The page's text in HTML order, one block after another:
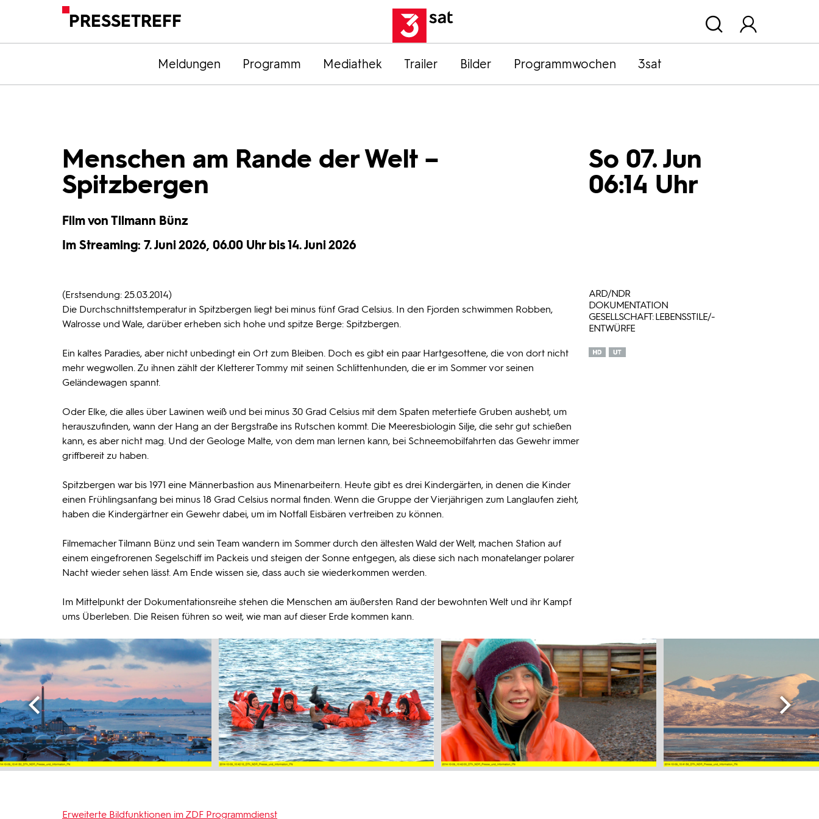
PRESSETREFF
Meldungen Programm Mediathek Trailer Bilder Programmwochen 3sat
Menschen am Rande der Welt –
Spitzbergen
Film von Tilmann Bünz
Im Streaming: 7. Juni 2026, 06.00 Uhr bis 14. Juni 2026
So 07. Jun
06:14 Uhr
(Erstsendung: 25.03.2014)
Die Durchschnittstemperatur in Spitzbergen liegt bei minus fünf Grad Celsius. In den Fjorden schwimmen Robben,
Walrosse und Wale, darüber erheben sich hohe und spitze Berge: Spitzbergen.
Ein kaltes Paradies, aber nicht unbedingt ein Ort zum Bleiben. Doch es gibt ein paar Hartgesottene, die von dort nicht
mehr wegwollen. Zu ihnen zählt der Kletterer Tommy mit seinen Schlittenhunden, die er im Sommer vor seinen
Geländewagen spannt.
Oder Elke, die alles über Lawinen weiß und bei minus 30 Grad Celsius mit dem Spaten metertiefe Gruben aushebt, um
herauszufinden, wann der Hang an der Bergstraße ins Rutschen kommt. Die Meeresbiologin Silje, die sehr gut schießen
kann, es aber nicht mag. Und der Geologe Malte, von dem man lernen kann, bei Schneemobilfahrten das Gewehr immer
griffbereit zu haben.
Spitzbergen war bis 1971 eine Männerbastion aus Minenarbeitern. Heute gibt es drei Kindergärten, in denen die Kinder
einen Frühlingsanfang bei minus 18 Grad Celsius normal finden. Wenn die Gruppe der Vierjährigen zum Langlaufen zieht,
haben die Kindergärtner ein Gewehr dabei, um im Notfall Eisbären vertreiben zu können.
Filmemacher Tilmann Bünz und sein Team wandern im Sommer durch den ältesten Wald der Welt, machen Station auf
einem eingefrorenen Segelschiff im Packeis und steigen der Sonne entgegen, als diese sich nach monatelanger polarer
Nacht wieder sehen lässt. Am Ende wissen sie, dass auch sie wiederkommen werden.
Im Mittelpunkt der Dokumentationsreihe stehen die Menschen am äußersten Rand der bewohnten Welt und ihr Kampf
ums Überleben. Die Reisen führen so weit, wie man auf dieser Erde kommen kann.
ARD/NDR
DOKUMENTATION
GESELLSCHAFT: LEBENSSTILE/-
ENTWÜRFE
Erweiterte Bildfunktionen im ZDF Programmdienst